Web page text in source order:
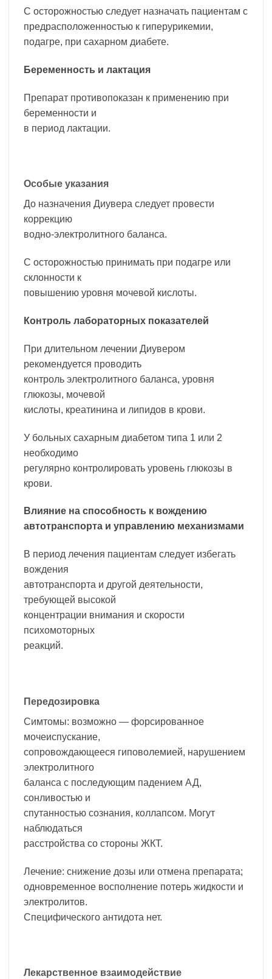
С осторожностью следует назначать пациентам с
предрасположенностью к гиперурикемии,
подагре, при сахарном диабете.
Беременность и лактация
Препарат противопоказан к применению при
беременности и
в период лактации.
Особые указания
До назначения Диувера следует провести
коррекцию
водно-электролитного баланса.
С осторожностью принимать при подагре или
склонности к
повышению уровня мочевой кислоты.
Контроль лабораторных показателей
При длительном лечении Диувером
рекомендуется проводить
контроль электролитного баланса, уровня
глюкозы, мочевой
кислоты, креатинина и липидов в крови.
У больных сахарным диабетом типа 1 или 2
необходимо
регулярно контролировать уровень глюкозы в
крови.
Влияние на способность к вождению
автотранспорта и управлению механизмами
В период лечения пациентам следует избегать
вождения
автотранспорта и другой деятельности,
требующей высокой
концентрации внимания и скорости
психомоторных
реакций.
Передозировка
Симтомы: возможно — форсированное
мочеиспускание,
сопровождающееся гиповолемией, нарушением
электролитного
баланса с последующим падением АД,
сонливостью и
спутанностью сознания, коллапсом. Могут
наблюдаться
расстройства со стороны ЖКТ.
Лечение: снижение дозы или отмена препарата;
одновременное восполнение потерь жидкости и
электролитов.
Специфического антидота нет.
Лекарственное взаимодействие